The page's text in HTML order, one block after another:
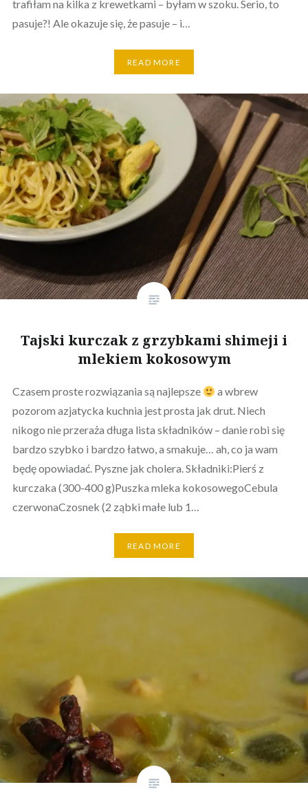
trafiłam na kilka z krewetkami – byłam w szoku. Serio, to
pasuje?! Ale okazuje się, że pasuje – i…
READ MORE
Tajski kurczak z grzybkami shimeji i
mlekiem kokosowym
Czasem proste rozwiązania są najlepsze
a wbrew
pozorom azjatycka kuchnia jest prosta jak drut. Niech
nikogo nie przeraża długa lista składników – danie robi się
bardzo szybko i bardzo łatwo, a smakuje… ah, co ja wam
będę opowiadać. Pyszne jak cholera. Składniki:Pierś z
kurczaka (300-400 g)Puszka mleka kokosowegoCebula
czerwonaCzosnek (2 ząbki małe lub 1…
READ MORE